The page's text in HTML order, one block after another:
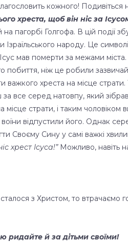
кожного! Подивіться
хреста, щоб він ніс за
пагорбі Голгофа. В цій події
Ізраїльського народу. Це
Ісус мав померти за межами міста.
побиття, ніж це робили
хреста на місце страти.
за все серед натовпу, який
місце страти, і таким
відпустили його. Однак
Своєму Сину у самі важкі
хрест Ісуса!”Можливо, навіть
з Христом, то втрачаємо
ридайте й за дітьми своїми!